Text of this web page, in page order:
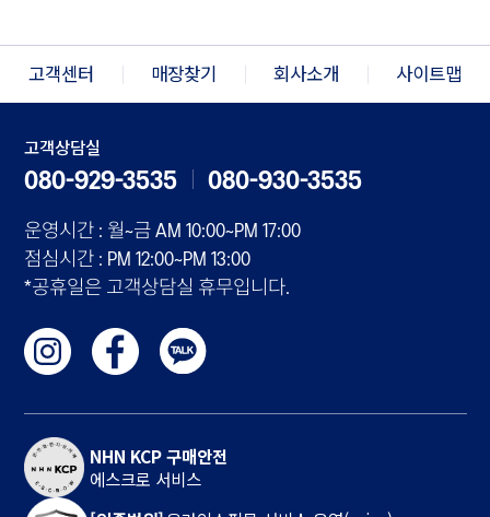
고객센터 매장찾기 회사소개 사이트맵
고객상담실
080-929-3535 080-930-3535
운영시간 : 월~금 AM 10:00~PM 17:00
점심시간 : PM 12:00~PM 13:00
*공휴일은 고객상담실 휴무입니다.
NHN KCP 구매안전
에스크로 서비스